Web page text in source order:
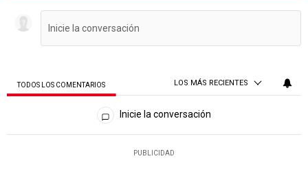
TODOS LOS COMENTARIOS LOS MÁS RECIENTES
Todos los comentarios
Inicie la conversación
PUBLICIDAD